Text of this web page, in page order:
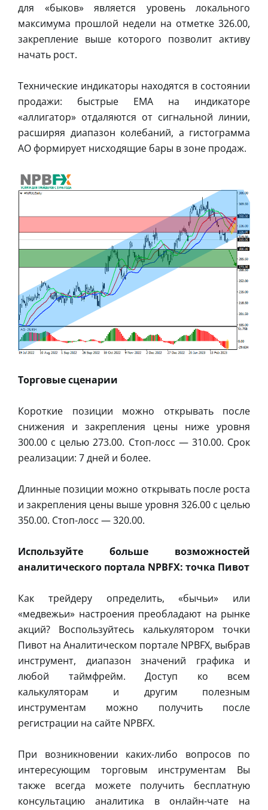
для «быков» является уровень локального
максимума прошлой недели на отметке 326.00,
закрепление выше которого позволит активу
начать рост.
Технические индикаторы находятся в состоянии
продажи: быстрые ЕМА на индикаторе
«аллигатор» отдаляются от сигнальной линии,
расширяя диапазон колебаний, а гистограмма
АО формирует нисходящие бары в зоне продаж.
Торговые сценарии
Короткие позиции можно открывать после
снижения и закрепления цены ниже уровня
300.00 с целью 273.00. Стоп-лосс — 310.00. Срок
реализации: 7 дней и более.
Длинные позиции можно открывать после роста
и закрепления цены выше уровня 326.00 с целью
350.00. Стоп-лосс — 320.00.
Используйте больше возможностей
аналитического портала NPBFX: точка Пивот
Как трейдеру определить, «бычьи» или
«медвежьи» настроения преобладают на рынке
акций? Воспользуйтесь калькулятором точки
Пивот на Аналитическом портале NPBFX, выбрав
инструмент, диапазон значений графика и
любой таймфрейм. Доступ ко всем
калькуляторам и другим полезным
инструментам можно получить после
регистрации на сайте NPBFX.
При возникновении каких-либо вопросов по
интересующим торговым инструментам Вы
также всегда можете получить бесплатную
консультацию аналитика в онлайн-чате на